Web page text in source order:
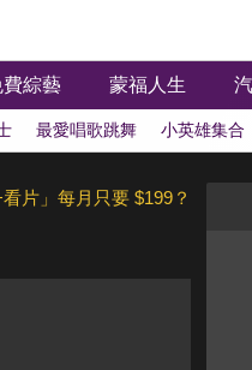
費綜藝 蒙福人生
最愛唱歌跳舞 小英雄集合
看片」每月只要 $199？